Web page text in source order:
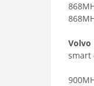
Volvo
smart